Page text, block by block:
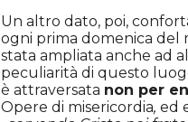
Un altro dato, poi,
ogni prima domenica del
stata ampliata anche ad
peculiarità di questo
è attraversata non per
Opere di misericordia, ed